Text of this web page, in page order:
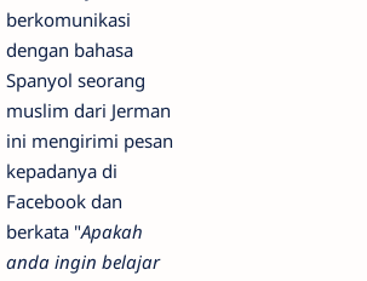
berkomunikasi
dengan bahasa
Spanyol seorang
muslim dari Jerman
ini mengirimi pesan
kepadanya di
Facebook dan
berkata "Apakah
anda ingin belajar